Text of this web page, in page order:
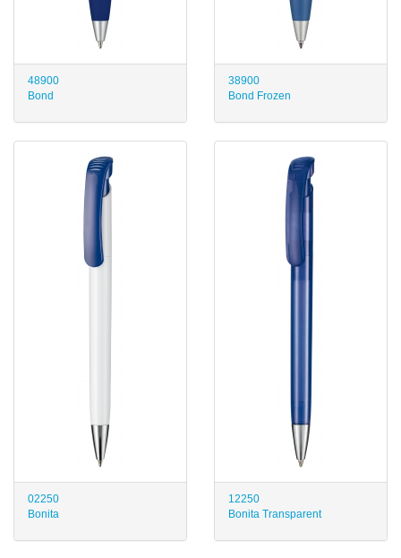
48900
Bond
38900
Bond Frozen
02250
Bonita
12250
Bonita Transparent